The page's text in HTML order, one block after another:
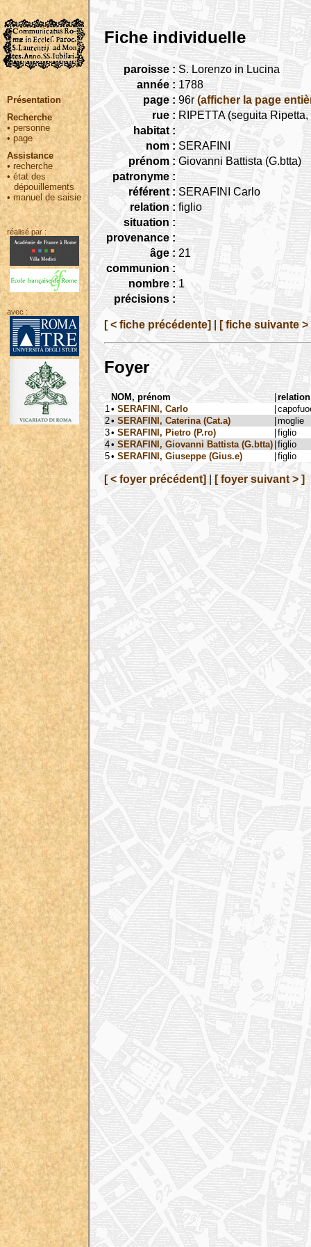
Présentation
Recherche
• personne
•page
Assistance
• recherche
•état des
dépouillements
•manuel de saisie
réalisé par :
avec :
Fiche individuelle
paroisse : S. Lorenzo in Lucina
année : 1788
page : 96r (afficher la page
rue : RIPETTA (seguita
habitat :
nom : SERAFINI
prénom : Giovanni Battista (G.btta)
patronyme :
référent : SERAFINI Carlo
relation : figlio
situation :
provenance :
âge : 21
communion :
nombre : 1
précisions :
[ < fiche précédente] [ fiche suivante >
Foyer
NOM, prénom |relation
1 • SERAFINI, Carlo |
2• SERAFINI, Caterina (Cat.a) |moglie
3• SERAFINI, Pietro (P.ro) |figlio
4• SERAFINI, Giovanni Battista (G.btta) |figlio
5• SERAFINI, Giuseppe (Gius.e) |figlio
[ < foyer précédent] [ foyer suivant > ]